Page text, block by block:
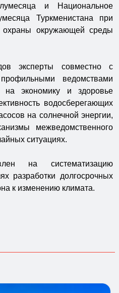
и Национальное
Туркменистана при
охраны окружающей среды
эксперты совместно с
ведомствами
на экономику и здоровье
водосберегающих
на солнечной энергии,
межведомственного
ситуациях.
на систематизацию
разработки долгосрочных
к изменению климата.